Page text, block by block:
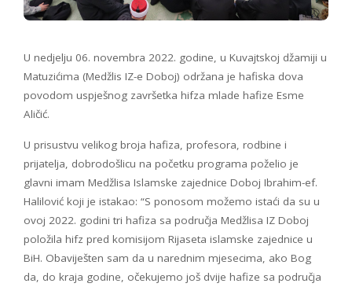
U nedjelju 06. novembra 2022. godine, u Kuvajtskoj džamiji u
Matuzićima (Medžlis IZ-e Doboj) održana je hafiska dova
povodom uspješnog završetka hifza mlade hafize Esme
Aličić.
U prisustvu velikog broja hafiza, profesora, rodbine i
prijatelja, dobrodošlicu na početku programa poželio je
glavni imam Medžlisa Islamske zajednice Doboj Ibrahim-ef.
Halilović koji je istakao: “S ponosom možemo istaći da su u
ovoj 2022. godini tri hafiza sa područja Medžlisa IZ Doboj
položila hifz pred komisijom Rijaseta islamske zajednice u
BiH. Obaviješten sam da u narednim mjesecima, ako Bog
da, do kraja godine, očekujemo još dvije hafize sa područja